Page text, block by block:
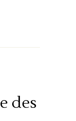
des